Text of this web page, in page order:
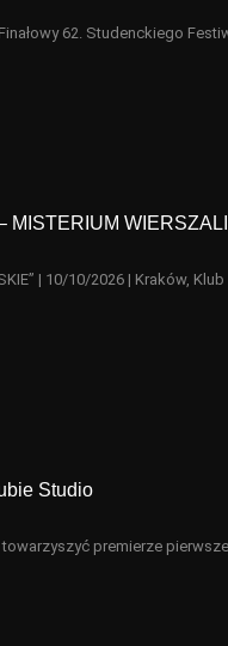
62. Studenckiego
MISTERIUM
| 10/10/2026 | Kraków,
Studio
premierze